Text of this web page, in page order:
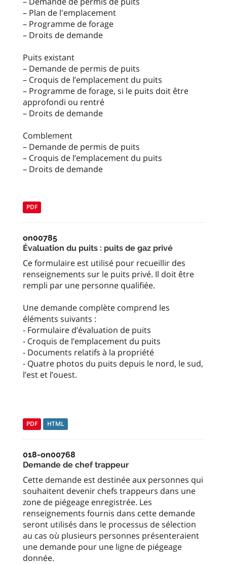
– Plan de l'emplacement
– Programme de forage
– Droits de demande
Puits existant
– Demande de permis de puits
– Croquis de l’emplacement du puits
– Programme de forage, si le puits doit être
approfondi ou rentré
– Droits de demande
Comblement
– Demande de permis de puits
– Croquis de l’emplacement du puits
– Droits de demande
PDF
on00785
Évaluation du puits : puits de gaz privé
Ce formulaire est utilisé pour recueillir des
renseignements sur le puits privé. Il doit être
rempli par une personne qualifiée.
Une demande complète comprend les
éléments suivants :
- Formulaire d’évaluation de puits
- Croquis de l’emplacement du puits
- Documents relatifs à la propriété
- Quatre photos du puits depuis le nord, le sud,
l’est et l’ouest.
PDF HTML
018-on00768
Demande de chef trappeur
Cette demande est destinée aux personnes qui
souhaitent devenir chefs trappeurs dans une
zone de piégeage enregistrée. Les
renseignements fournis dans cette demande
seront utilisés dans le processus de sélection
au cas où plusieurs personnes présenteraient
une demande pour une ligne de piégeage
donnée.